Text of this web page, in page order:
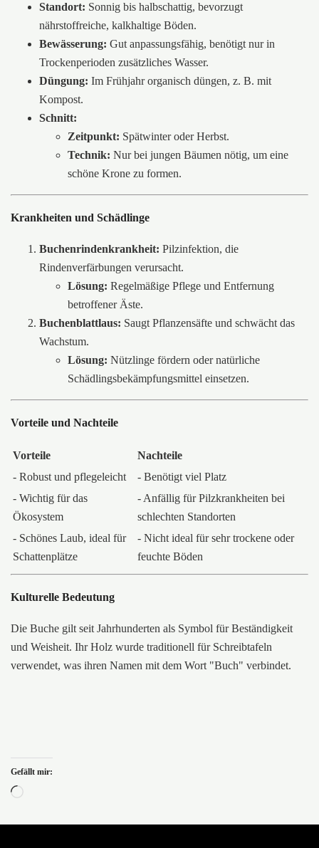
Standort: Sonnig bis halbschattig, bevorzugt
nährstoffreiche, kalkhaltige Böden.
Bewässerung: Gut anpassungsfähig, benötigt nur in
Trockenperioden zusätzliches Wasser.
Düngung: Im Frühjahr organisch düngen, z. B. mit
Kompost.
Schnitt:
Zeitpunkt: Spätwinter oder Herbst.
Technik: Nur bei jungen Bäumen nötig, um eine
schöne Krone zu formen.
Krankheiten und Schädlinge
Buchenrindenkrankheit: Pilzinfektion, die
Rindenverfärbungen verursacht.
Lösung: Regelmäßige Pflege und Entfernung
betroffener Äste.
Buchenblattlaus: Saugt Pflanzensäfte und schwächt das
Wachstum.
Lösung: Nützlinge fördern oder natürliche
Schädlingsbekämpfungsmittel einsetzen.
Vorteile und Nachteile
Vorteile
Nachteile
- Robust und pflegeleicht
- Benötigt viel Platz
- Wichtig für das
Ökosystem
- Anfällig für Pilzkrankheiten bei
schlechten Standorten
- Schönes Laub, ideal für
Schattenplätze
- Nicht ideal für sehr trockene oder
feuchte Böden
Kulturelle Bedeutung
Die Buche gilt seit Jahrhunderten als Symbol für Beständigkeit
und Weisheit. Ihr Holz wurde traditionell für Schreibtafeln
verwendet, was ihren Namen mit dem Wort "Buch" verbindet.
Gefällt mir:
Wird